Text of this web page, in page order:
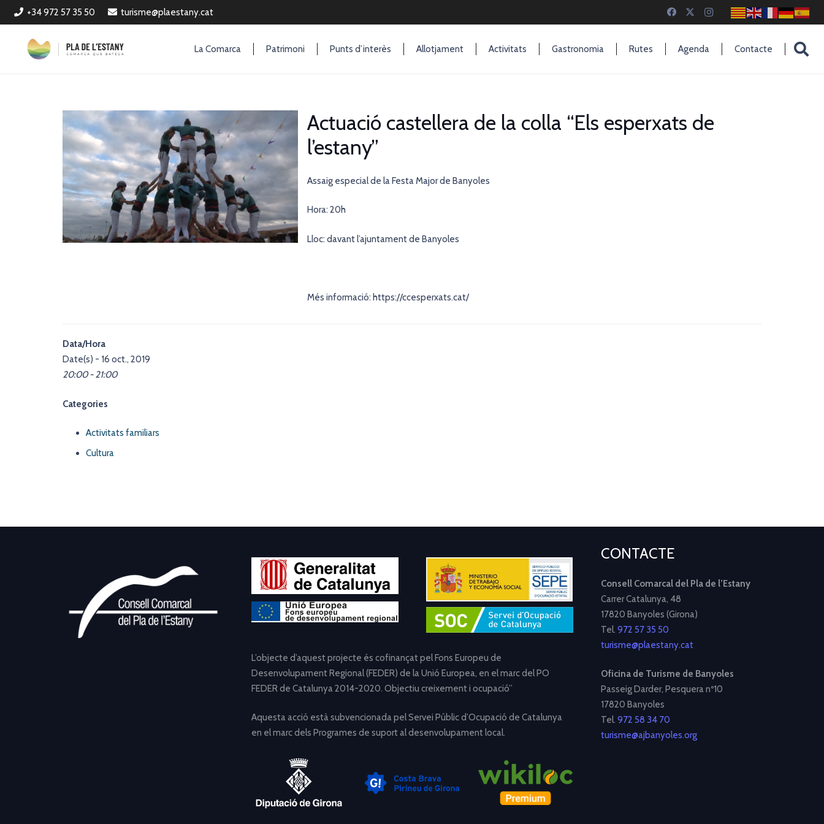
+34 972 57 35 50 turisme@plaestany.cat
La Comarca Patrimoni Punts d’interès Allotjament Activitats Gastronomia Rutes Agenda Contacte
Actuació castellera de la colla “Els esperxats de
l’estany”
Assaig especial de la Festa Major de Banyoles
Hora: 20h
Lloc: davant l’ajuntament de Banyoles
Més informació: https://ccesperxats.cat/
Data/Hora
Date(s) - 16 oct., 2019
20:00 - 21:00
Categories
Activitats familiars
Cultura
L’objecte d’aquest projecte és cofinançat pel Fons Europeu de
Desenvolupament Regional (FEDER) de la Unió Europea, en el marc del PO
FEDER de Catalunya 2014-2020. Objectiu creixement i ocupació”
Aquesta acció està subvencionada pel Servei Públic d’Ocupació de Catalunya
en el marc dels Programes de suport al desenvolupament local.
CONTACTE
Consell Comarcal del Pla de l’Estany
Carrer Catalunya, 48
17820 Banyoles (Girona)
Tel. 972 57 35 50
turisme@plaestany.cat
Oficina de Turisme de Banyoles
Passeig Darder, Pesquera nº10
17820 Banyoles
Tel. 972 58 34 70
turisme@ajbanyoles.org